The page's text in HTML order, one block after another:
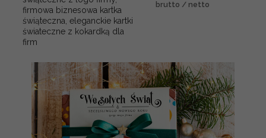
firmowa biznesowa kartka
świąteczna, eleganckie kartki
świateczne z kokardką dla
firm
brutto / netto